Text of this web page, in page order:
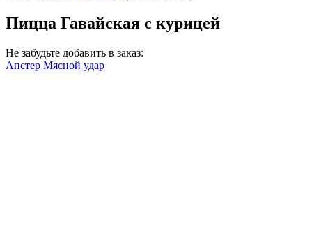
Пицца Гавайская с курицей
Не забудьте добавить в заказ:
Апстер Мясной удар